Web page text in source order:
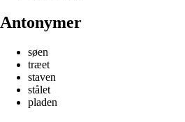
Antonymer
søen
træet
staven
stålet
pladen